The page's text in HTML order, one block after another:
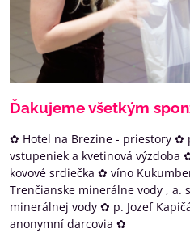
Ďakujeme všetkým
✿ Hotel na Brezine - priestory ✿
vstupeniek a kvetinová výzdoba
kovové srdiečka ✿ víno
Trenčianske minerálne vody , a.
minerálnej vody ✿ p. Jozef
anonymní darcovia ✿